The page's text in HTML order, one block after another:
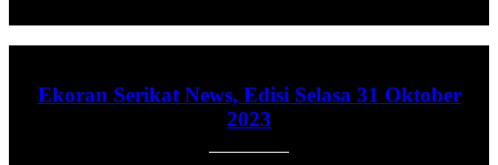
Ekoran Serikat News, Edisi Selasa 31 Oktober
2023